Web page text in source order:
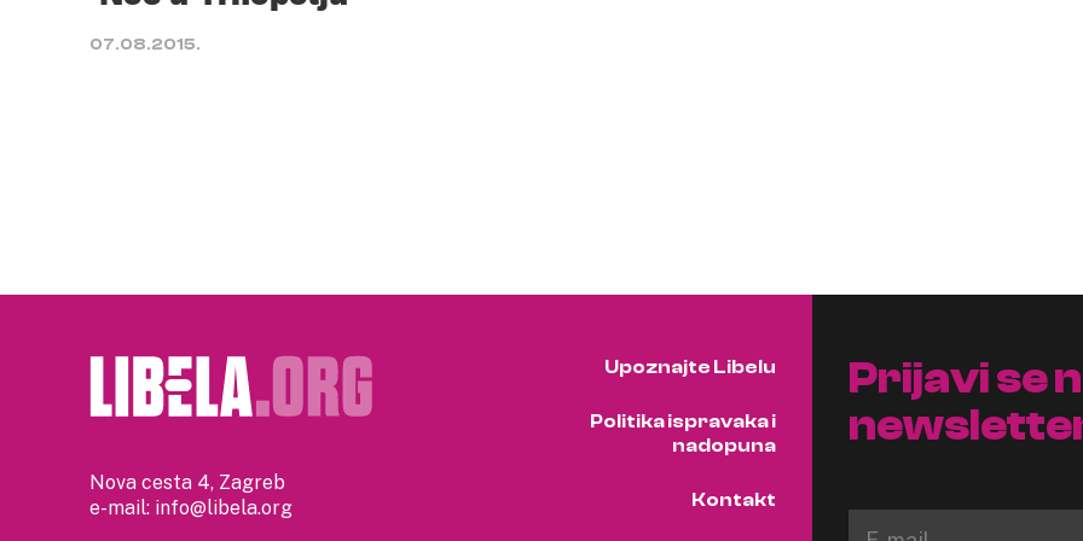
07.08.2015.
Nova cesta 4, Zagreb
e-mail: info@libela.org
Upoznajte Libelu
Politika ispravaka i
nadopuna
Kontakt
Prijavi se